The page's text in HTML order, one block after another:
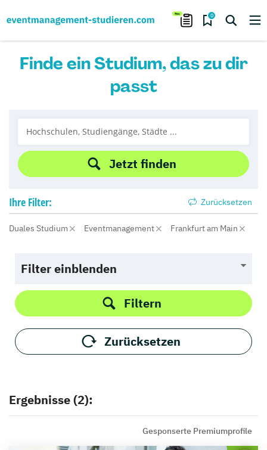
0
Finde ein Studium, das zu dir
passt
Jetzt finden
Ihre Filter: Zurücksetzen
Duales Studium Eventmanagement Frankfurt am Main
Filter einblenden
Filtern
Zurücksetzen
Ergebnisse (2):
Gesponserte Premiumprofile